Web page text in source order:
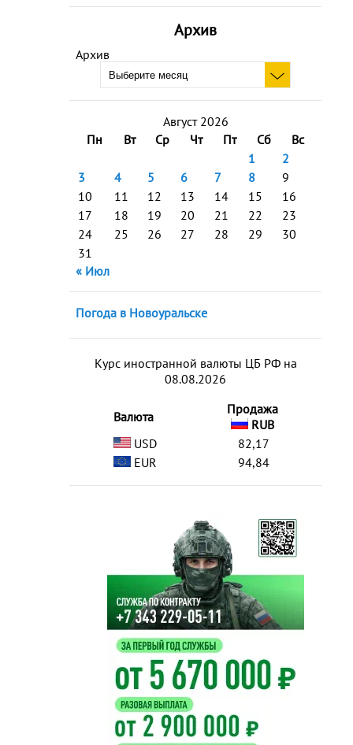
Архив
Архив
Август 2026
Пн
Вт Ср Чт Пт Сб
Вс
1
2
3
4 5 6 7 8
9
10
11 12 13 14 15
16
17
18 19 20 21 22
23
24
25 26 27 28 29
30
31
« Июл
Погода в Новоуральске
Курс иностранной валюты ЦБ РФ на
08.08.2026
Валюта
Продажа
RUB
USD
82,17
EUR
94,84